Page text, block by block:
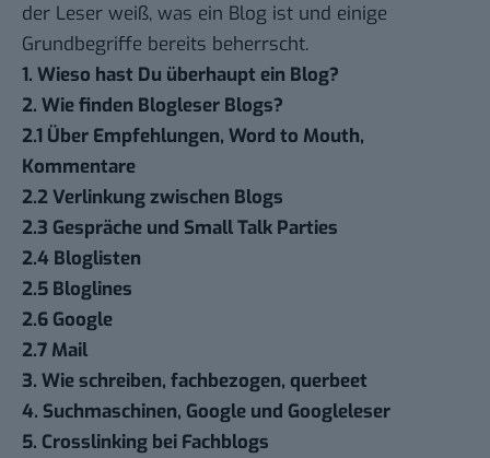
der Leser weiß, was ein Blog ist und einige
Grundbegriffe bereits beherrscht.
1. Wieso hast Du überhaupt ein Blog?
2. Wie finden Blogleser Blogs?
2.1 Über Empfehlungen, Word to Mouth,
Kommentare
2.2 Verlinkung zwischen Blogs
2.3 Gespräche und Small Talk Parties
2.4 Bloglisten
2.5 Bloglines
2.6 Google
2.7 Mail
3. Wie schreiben, fachbezogen, querbeet
4. Suchmaschinen, Google und Googleleser
5. Crosslinking bei Fachblogs